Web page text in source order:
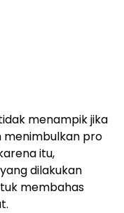
menampik jika
menimbulkan pro
itu,
dilakukan
membahas